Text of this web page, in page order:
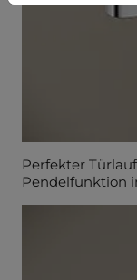
Perfekter
Pendelfunktion